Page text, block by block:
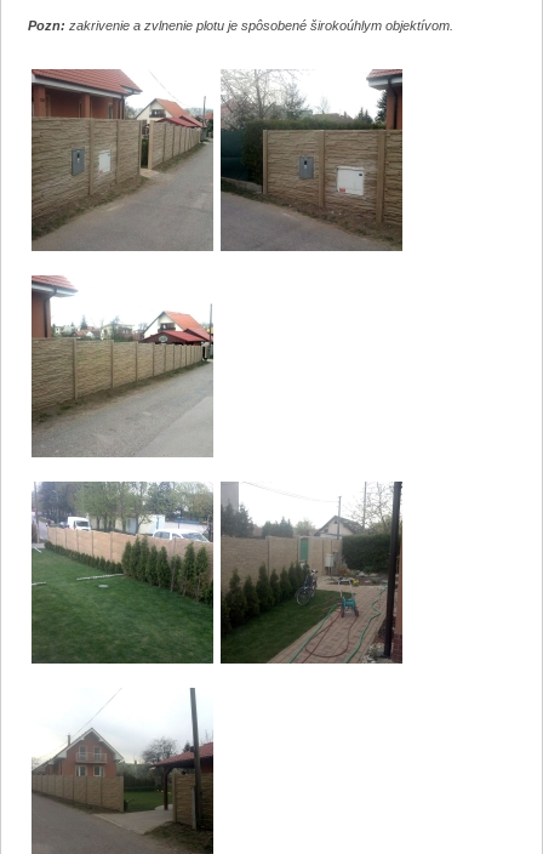
Pozn: zakrivenie a zvlnenie plotu je spôsobené širokoúhlym objektívom.